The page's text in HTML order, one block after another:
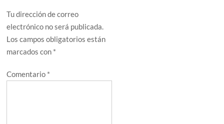
Tu dirección de correo
electrónico no será publicada.
Los campos obligatorios están
marcados con *
Comentario *